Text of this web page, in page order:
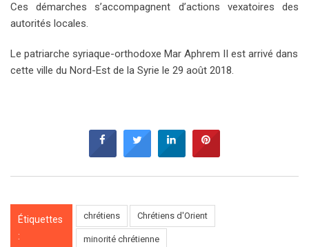
Ces démarches s’accompagnent d’actions vexatoires des
autorités locales.
Le patriarche syriaque-orthodoxe Mar Aphrem II est arrivé dans
cette ville du Nord-Est de la Syrie le 29 août 2018.
Étiquettes
:
chrétiens Chrétiens d'Orient
minorité chrétienne